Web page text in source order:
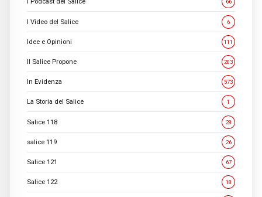
66
I Video del Salice 6
Idee e Opinioni 111
Il Salice Propone 203
In Evidenza 573
La Storia del Salice 1
Salice 118 28
salice 119 26
Salice 121 67
Salice 122 18